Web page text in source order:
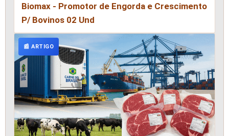
Biomax - Promotor de Engorda e Crescimento
P/ Bovinos 02 Und
📰 ARTIGO